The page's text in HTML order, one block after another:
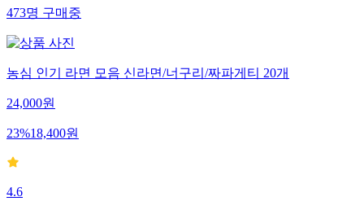
473명구매중
농심 인기 라면 모음 신라면/너구리/짜파게티 20개
24,000원
23%18,400원
4.6